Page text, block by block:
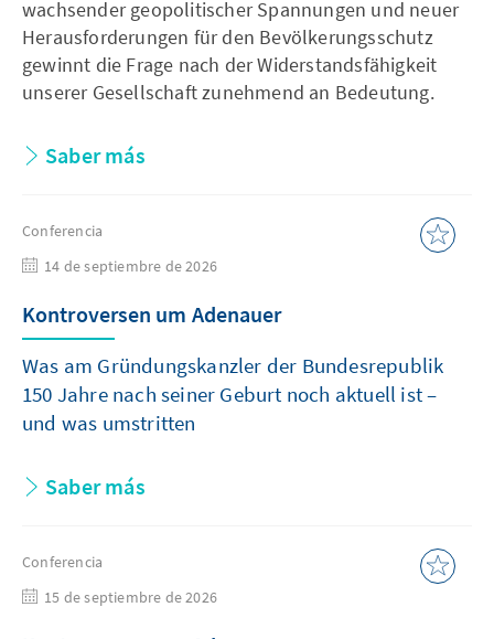
wachsender geopolitischer Spannungen und neuer
Herausforderungen für den Bevölkerungsschutz
gewinnt die Frage nach der Widerstandsfähigkeit
unserer Gesellschaft zunehmend an Bedeutung.
Saber más
Conferencia
14 de septiembre de 2026
Kontroversen um Adenauer
Was am Gründungskanzler der Bundesrepublik
150 Jahre nach seiner Geburt noch aktuell ist –
und was umstritten
Saber más
Conferencia
15 de septiembre de 2026